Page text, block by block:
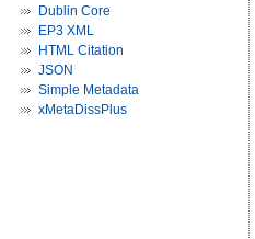
Dublin Core
EP3 XML
HTML Citation
JSON
Simple Metadata
xMetaDissPlus